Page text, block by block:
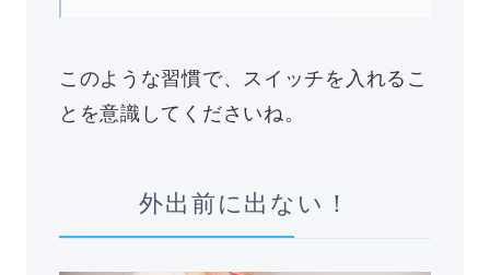
このような習慣で、スイッチを入れるこ
とを意識してくださいね。
外出前に出ない！